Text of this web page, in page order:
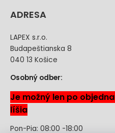
ADRESA
LAPEX s.r.o.
Budapeštianska 8
040 13 Košice
Osobný odber:
Je možný len po
líšia
Pon-Pia: 08:00 -18:00